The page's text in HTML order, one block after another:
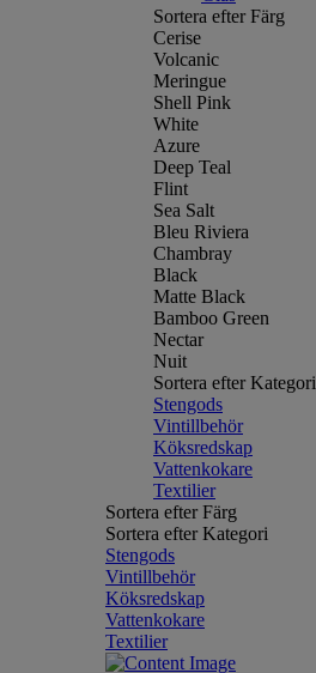
Sortera efter Färg
Cerise
Volcanic
Meringue
Shell Pink
White
Azure
Deep Teal
Flint
Sea Salt
Bleu Riviera
Chambray
Black
Matte Black
Bamboo Green
Nectar
Nuit
Sortera efter Kategori
Stengods
Vintillbehör
Köksredskap
Vattenkokare
Textilier
Sortera efter Färg
Sortera efter Kategori
Stengods
Vintillbehör
Köksredskap
Vattenkokare
Textilier